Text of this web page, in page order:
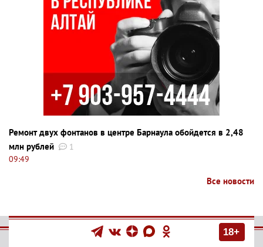
Ремонт двух фонтанов в центре Барнаула обойдется в 2,48
млн рублей
1
09:49
Все новости
18+